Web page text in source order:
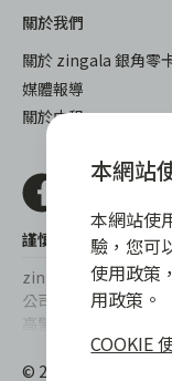
關於我們
關於 zingala 銀角零
媒體報導
關於中租
謹慎衡量自身財務狀
zingala銀角零卡/仲
公司合作，更不會要
高警覺，勿受騙上當！
提醒您，消費前請審
© 2022 仲信資融股
本網站
本網站使
驗，您可
使用政策
用政策。
COOKIE